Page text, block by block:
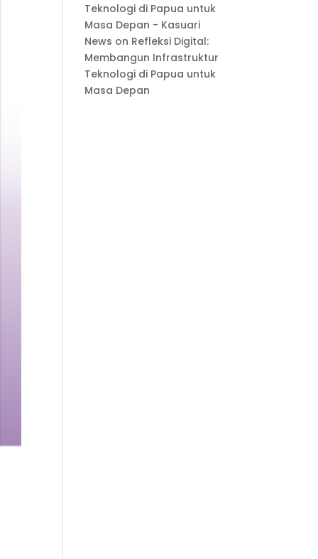
Teknologi di Papua untuk
Masa Depan - Kasuari
News on Refleksi Digital:
Membangun Infrastruktur
Teknologi di Papua untuk
Masa Depan